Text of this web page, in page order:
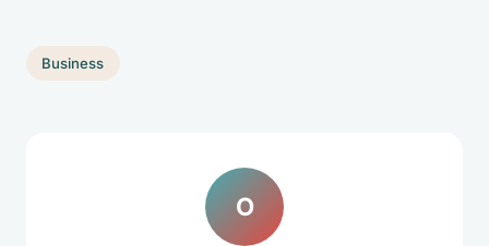
Business
O